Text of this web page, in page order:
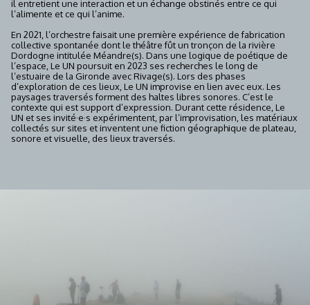
il entretient une interaction et un échange obstinés entre ce qui
l’alimente et ce qui l’anime.
En 2021, l’orchestre faisait une première expérience de fabrication
collective spontanée dont le théâtre fût un tronçon de la rivière
Dordogne intitulée Méandre(s). Dans une logique de poétique de
l’espace, Le UN poursuit en 2023 ses recherches le long de
l’estuaire de la Gironde avec Rivage(s). Lors des phases
d’exploration de ces lieux, Le UN improvise en lien avec eux. Les
paysages traversés forment des haltes libres sonores. C’est le
contexte qui est support d’expression. Durant cette résidence, Le
UN et ses invité·e·s expérimentent, par l’improvisation, les matériaux
collectés sur sites et inventent une fiction géographique de plateau,
sonore et visuelle, des lieux traversés.